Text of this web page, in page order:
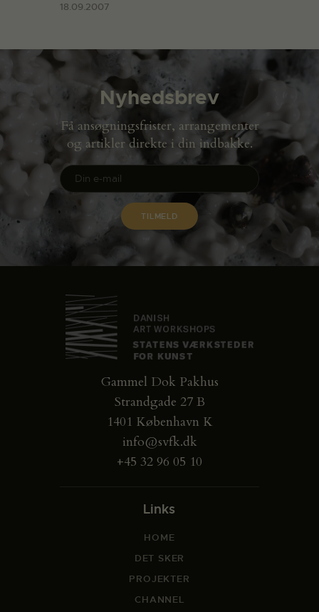
18.09.2007
Nyhedsbrev
Få ansøgningsfrister, arrangementer
og artikler direkte i din indbakke.
Gammel Dok Pakhus
Strandgade 27 B
1401 København K
info@svfk.dk
+45 32 96 05 10
Links
HOME
DET SKER
PROJEKTER
CHANNEL